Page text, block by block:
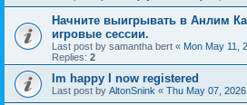
Начните выигрывать в Анлим
игровые сессии.
Last post by samantha bert « Mon May 11,
Replies: 2
Im happy I now registered
Last post by AltonSnink « Thu May 07,